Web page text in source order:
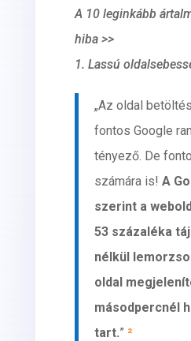
A 10 leginkább
hiba >>
1. Lassú
„Az oldal
fontos Google
tényező. De
számára is! A
szerint a
53 százaléka
nélkül
oldal
másodpercnél
tart.” ²